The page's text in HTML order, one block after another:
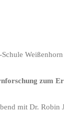
zum
mit Dr. Robin